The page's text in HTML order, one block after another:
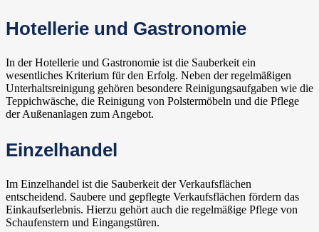
Hotellerie und Gastronomie
In der Hotellerie und Gastronomie ist die Sauberkeit ein
wesentliches Kriterium für den Erfolg. Neben der regelmäßigen
Unterhaltsreinigung gehören besondere Reinigungsaufgaben wie die
Teppichwäsche, die Reinigung von Polstermöbeln und die Pflege
der Außenanlagen zum Angebot.
Einzelhandel
Im Einzelhandel ist die Sauberkeit der Verkaufsflächen
entscheidend. Saubere und gepflegte Verkaufsflächen fördern das
Einkaufserlebnis. Hierzu gehört auch die regelmäßige Pflege von
Schaufenstern und Eingangstüren.